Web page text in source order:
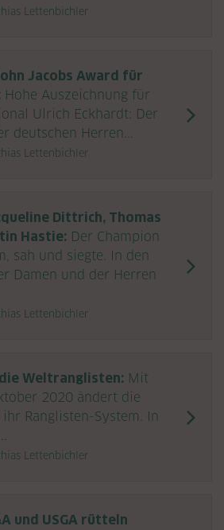
Lettenbichler
Jacobs Award für
Hohe Auszeichnung für
Ulrich Eckhardt: Der
deutschen Herren...
Lettenbichler
Dittrich, Thomas
Hastie: Der Champion
sah und siegte. In den
Damen und der Herren
Lettenbichler
Weltranglisten: Mit
2020 ändert die
ihr Ranglisten-System. In
Lettenbichler
und USGA rütteln